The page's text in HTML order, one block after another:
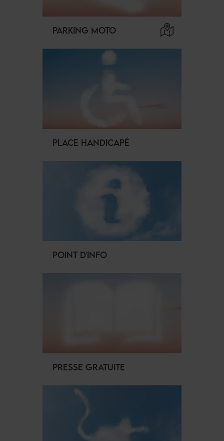
PARKING MOTO
PLACE HANDICAPÉ
POINT D'INFO
PRESSE GRATUITE